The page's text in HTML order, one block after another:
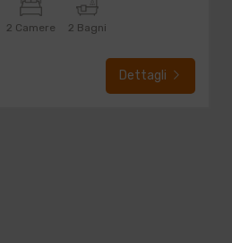
2 Camere 2 Bagni
Dettagli